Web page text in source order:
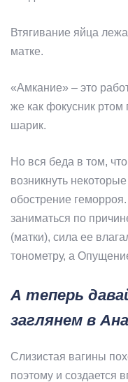
Втягивание яйца
матке.
«Амкание» – это
же как фокусник ртом
шарик.
Но вся беда в том,
возникнуть
обострение
заниматься по
(матки), сила ее
тонометру, а
А теперь
заглянем в
Слизистая вагины
поэтому и создается